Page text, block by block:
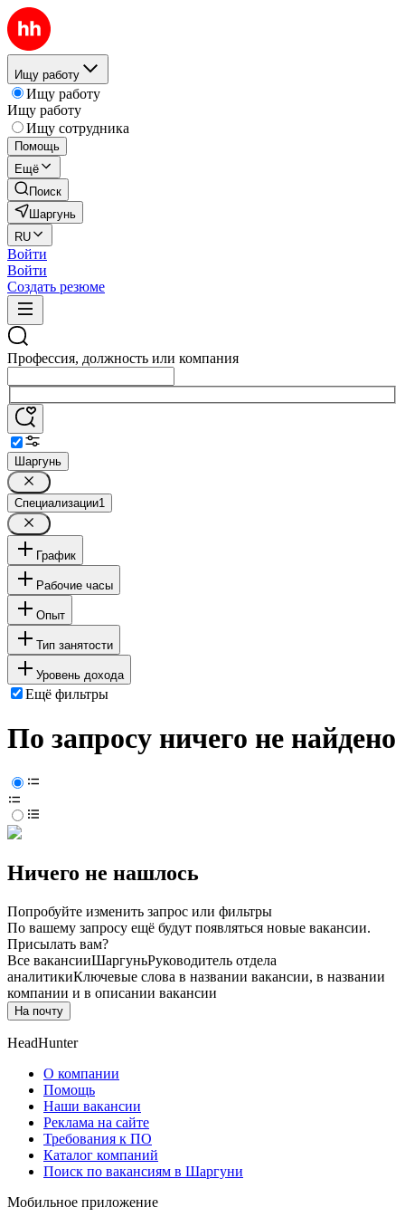
Ищу работу
Ищу работу
Ищу работу
Ищу сотрудника
Помощь
Ещё
Поиск
Шаргунь
RU
Войти
Войти
Создать резюме
Профессия, должность или компания
Шаргунь
Специализации1
График
Рабочие часы
Опыт
Тип занятости
Уровень дохода
Ещё фильтры
По запросу ничего не найдено
Ничего не нашлось
Попробуйте изменить запрос или фильтры
По вашему запросу ещё будут появляться новые вакансии.
Присылать вам?
Все вакансииШаргуньРуководитель отдела
аналитикиКлючевые слова в названии вакансии, в названии
компании и в описании вакансии
На почту
HeadHunter
О компании
Помощь
Наши вакансии
Реклама на сайте
Требования к ПО
Каталог компаний
Поиск по вакансиям в Шаргуни
Мобильное приложение